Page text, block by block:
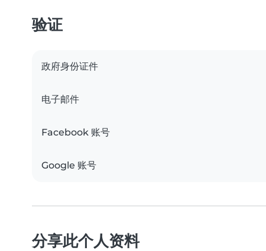
验证
政府身份证件
电子邮件
Facebook 账号
Google 账号
分享此个人资料